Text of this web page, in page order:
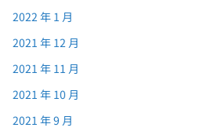
2022 年 1 月
2021 年 12 月
2021 年 11 月
2021 年 10 月
2021 年 9 月